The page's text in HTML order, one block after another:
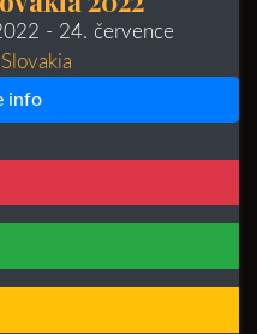
- 24. července
info